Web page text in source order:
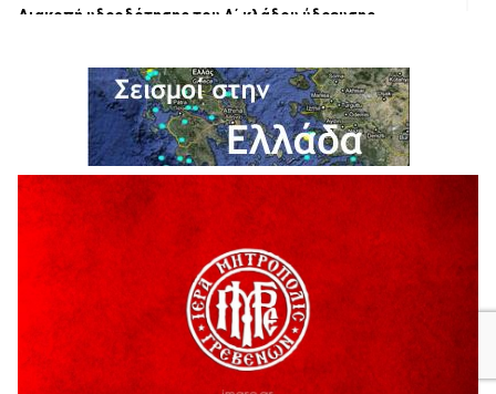
Διακοπή υδροδότησης του Α΄ κλάδου ύδρευσης
Η Marseaux στα Γρεβενά για μια μοναδική συναυλία
5 Αυγούστου 2026
Θερινό Σινεμά στο πλαίσιο του «Πολιτιστικού
Καλοκαιριού 2026» με την βραβευμένη ταινία «Μικρές
Ανάσες».
5 Αυγούστου 2026
Γρεβενά: Συνελήφθη 18χρονος αλλοδαπός, για κλοπή
εξοπλισμού γυμναστηρίου
ΑΗ ΛΑΟΣ | 5 Αυγούστου | Υπαίθριο Θέατρο “Καστράκι”,